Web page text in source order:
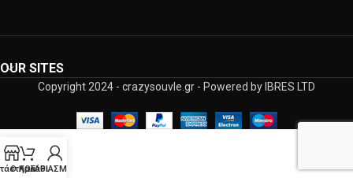
OUR SITES
Copyright 2024 - crazysouvle.gr - Powered by IBRES LTD
Καλάθι
Ο ΛΟΓΑΡΙΑΣΜΟΣ ΜΟΥ